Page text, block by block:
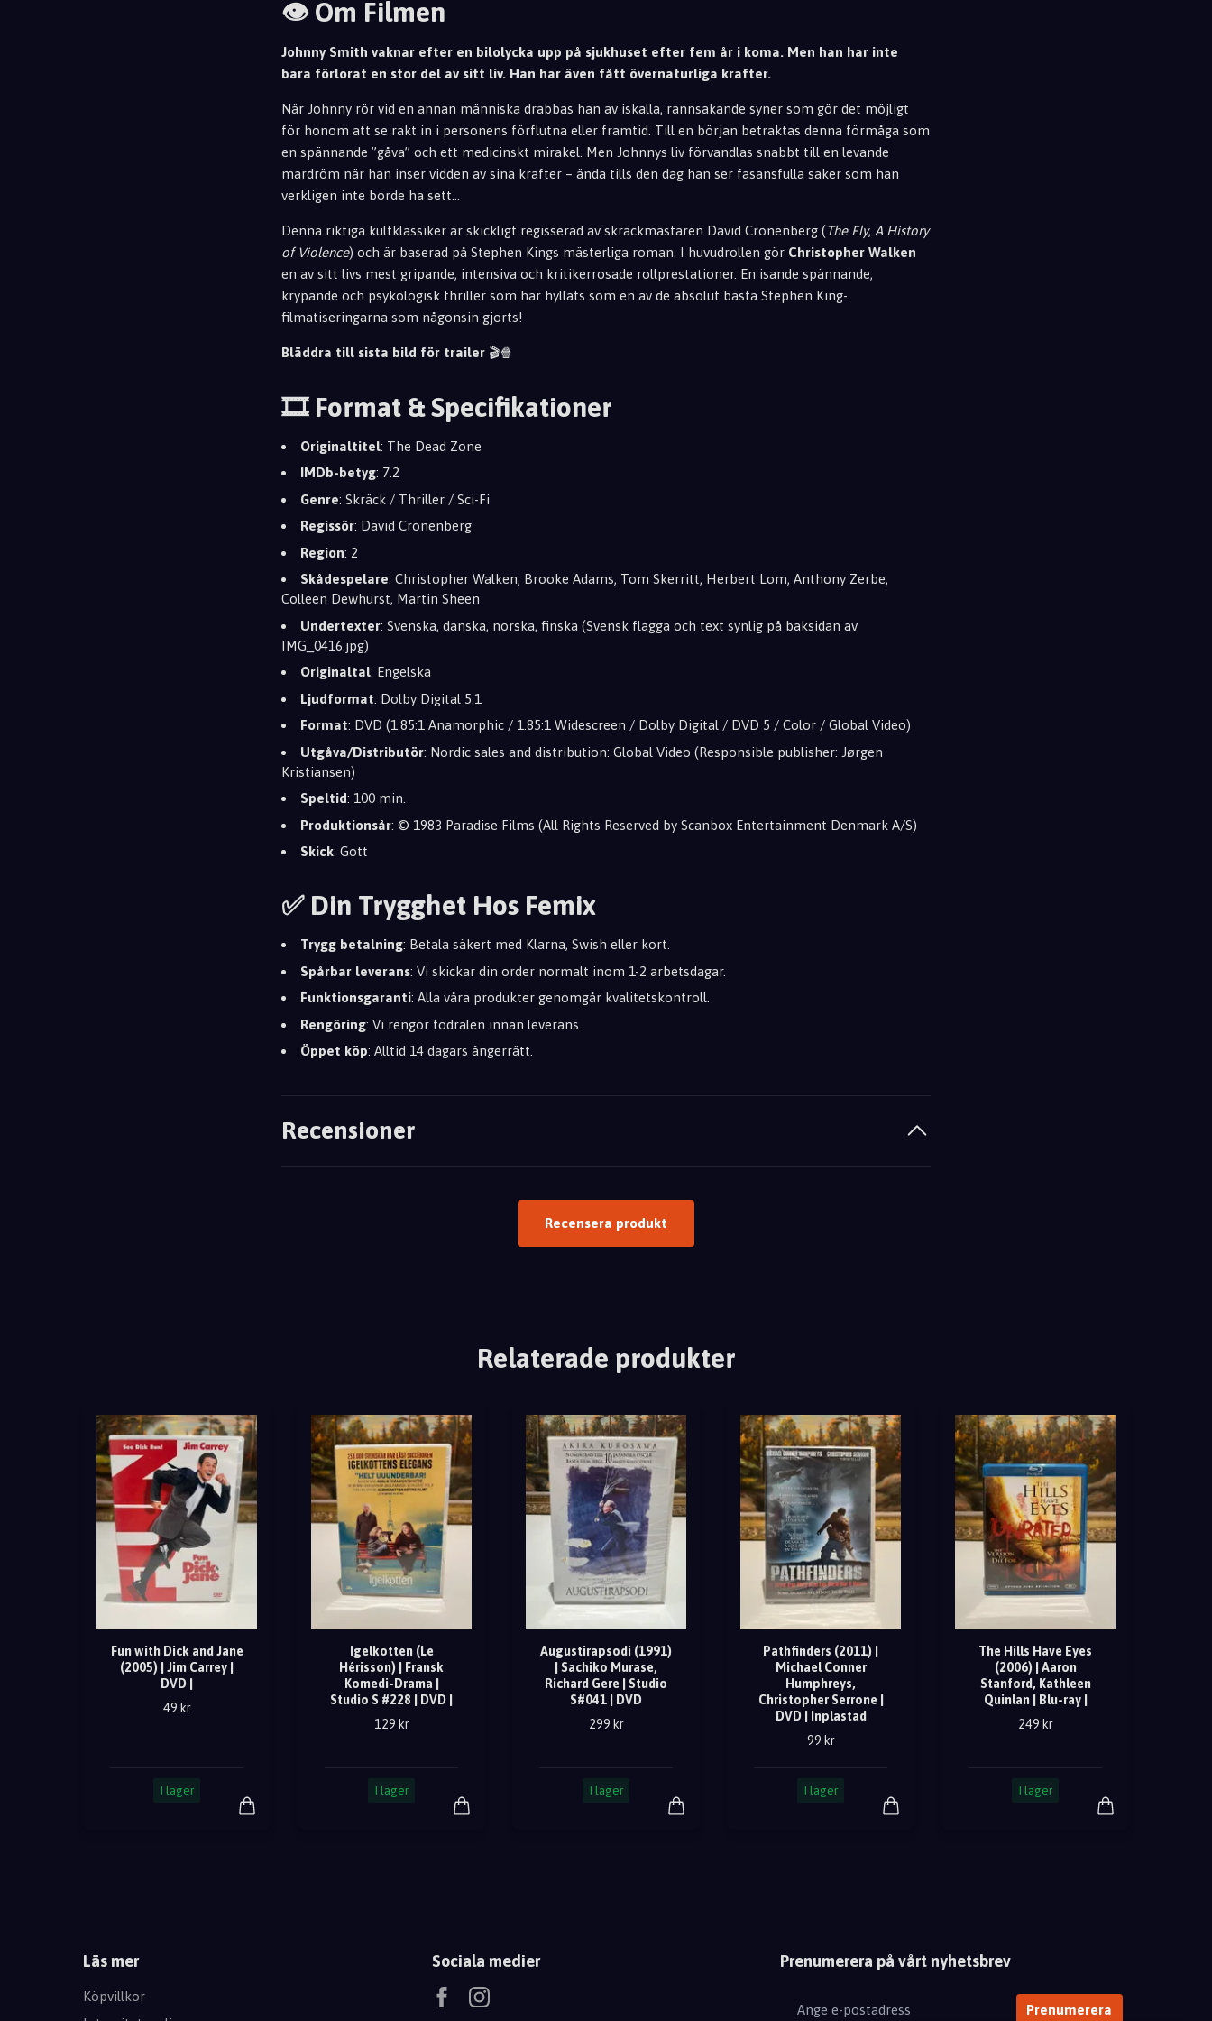
👁️ Om Filmen
Johnny Smith vaknar efter en bilolycka upp på sjukhuset efter fem år i koma. Men han har inte
bara förlorat en stor del av sitt liv. Han har även fått övernaturliga krafter.
När Johnny rör vid en annan människa drabbas han av iskalla, rannsakande syner som gör det möjligt
för honom att se rakt in i personens förflutna eller framtid. Till en början betraktas denna förmåga som
en spännande ”gåva” och ett medicinskt mirakel. Men Johnnys liv förvandlas snabbt till en levande
mardröm när han inser vidden av sina krafter – ända tills den dag han ser fasansfulla saker som han
verkligen inte borde ha sett...
Denna riktiga kultklassiker är skickligt regisserad av skräckmästaren David Cronenberg (The Fly, A History
of Violence) och är baserad på Stephen Kings mästerliga roman. I huvudrollen gör Christopher Walken
en av sitt livs mest gripande, intensiva och kritikerrosade rollprestationer. En isande spännande,
krypande och psykologisk thriller som har hyllats som en av de absolut bästa Stephen King-
filmatiseringarna som någonsin gjorts!
Bläddra till sista bild för trailer 🎬🍿
🎞️ Format & Specifikationer
Originaltitel: The Dead Zone
IMDb-betyg: 7.2
Genre: Skräck / Thriller / Sci-Fi
Regissör: David Cronenberg
Region: 2
Skådespelare: Christopher Walken, Brooke Adams, Tom Skerritt, Herbert Lom, Anthony Zerbe,
Colleen Dewhurst, Martin Sheen
Undertexter: Svenska, danska, norska, finska (Svensk flagga och text synlig på baksidan av
IMG_0416.jpg)
Originaltal: Engelska
Ljudformat: Dolby Digital 5.1
Format: DVD (1.85:1 Anamorphic / 1.85:1 Widescreen / Dolby Digital / DVD 5 / Color / Global Video)
Utgåva/Distributör: Nordic sales and distribution: Global Video (Responsible publisher: Jørgen
Kristiansen)
Speltid: 100 min.
Produktionsår: © 1983 Paradise Films (All Rights Reserved by Scanbox Entertainment Denmark A/S)
Skick: Gott
✅ Din Trygghet Hos Femix
Trygg betalning: Betala säkert med Klarna, Swish eller kort.
Spårbar leverans: Vi skickar din order normalt inom 1-2 arbetsdagar.
Funktionsgaranti: Alla våra produkter genomgår kvalitetskontroll.
Rengöring: Vi rengör fodralen innan leverans.
Öppet köp: Alltid 14 dagars ångerrätt.
Recensioner
Recensera produkt
Relaterade produkter
Fun with Dick and Jane
(2005) | Jim Carrey |
DVD |
49 kr
I lager
Igelkotten (Le
Hérisson) | Fransk
Komedi-Drama |
Studio S #228 | DVD |
129 kr
I lager
Augustirapsodi (1991)
| Sachiko Murase,
Richard Gere | Studio
S#041 | DVD
299 kr
I lager
Pathfinders (2011) |
Michael Conner
Humphreys,
Christopher Serrone |
DVD | Inplastad
99 kr
I lager
The Hills Have Eyes
(2006) | Aaron
Stanford, Kathleen
Quinlan | Blu-ray |
249 kr
I lager
Läs mer
Köpvillkor
Sociala medier Prenumerera på vårt nyhetsbrev
Prenumerera